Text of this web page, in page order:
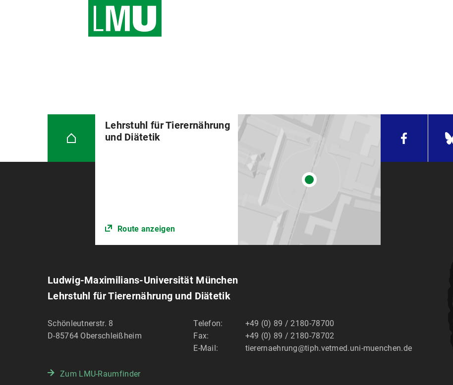
Lehrstuhl für Tierernährung
und Diätetik
Route anzeigen
Ludwig-Maximilians-Universität München
Lehrstuhl für Tierernährung und Diätetik
Schönleutnerstr. 8
D-85764 Oberschleißheim
Telefon:
+49 (0) 89 / 2180-78700
Fax:
+49 (0) 89 / 2180-78702
E-Mail:
tierernaehrung@tiph.vetmed.uni-muenchen.de
Zum LMU-Raumfinder